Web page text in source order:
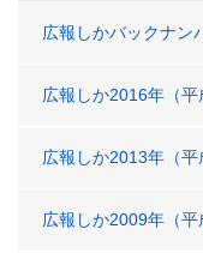
広報しかバックナン
広報しか2016年（平
広報しか2013年（平
広報しか2009年（平